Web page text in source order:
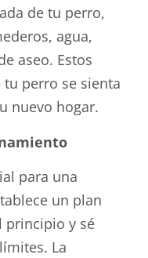
de tu perro,
agua,
aseo. Estos
perro se sienta
nuevo hogar.
para una
un plan
principio y sé
La